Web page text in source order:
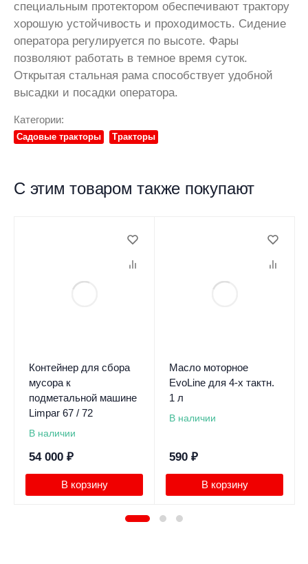
специальным протектором обеспечивают трактору
хорошую устойчивость и проходимость. Сидение
оператора регулируется по высоте. Фары
позволяют работать в темное время суток.
Открытая стальная рама способствует удобной
высадки и посадки оператора.
Категории:
Садовые тракторы Тракторы
С этим товаром также покупают
Контейнер для сбора
мусора к
подметальной машине
Limpar 67 / 72
В наличии
54 000 ₽
В корзину
Масло моторное
EvoLine для 4-х тактн.
1 л
В наличии
590 ₽
В корзину